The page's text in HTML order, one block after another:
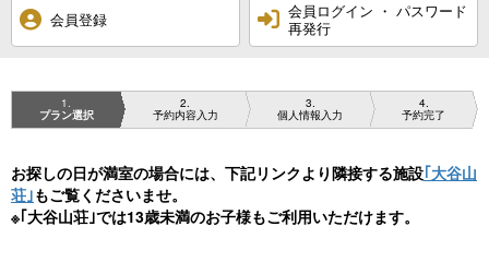
会員登録
会員ログイン ・ パスワード
再発行
1
プラン選択
2
予約内容入力
3
個人情報入力
4
予約完了
お探しの日が満室の場合には、下記リンクより隣接する施設｢大谷山
荘｣もご覧くださいませ。
※｢大谷山荘｣では13歳未満のお子様もご利用いただけます。